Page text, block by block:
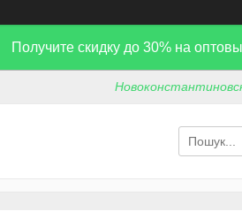
Получите скидку до 30% на